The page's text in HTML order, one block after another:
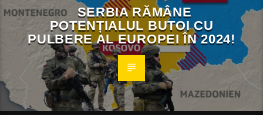
SERBIA RĂMÂNE
POTENȚIALUL BUTOI CU
PULBERE AL EUROPEI ÎN 2024!